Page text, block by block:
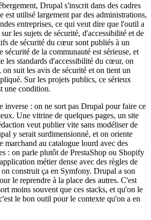
Drupal s'inscrit dans des cadres
est utilisé largement par des administrations,
entreprises, ce qui veut dire que l'outil a
les sujets de sécurité, d'accessibilité et de
de sécurité du cœur sont publiés à un
sécurité de la communauté est sérieuse, et
les standards d'accessibilité du cœur, on
suit les avis de sécurité et on tient un
Sur les projets publics, ce sérieux
une condition.
inverse : on ne sort pas Drupal pour faire ce
Une vitrine de quelques pages, un site
veut publier vite sans modéliser de
y serait surdimensionné, et on oriente
marchand au catalogue lourd avec des
: on parle plutôt de PrestaShop ou Shopify
métier dense avec des règles de
construit ça en Symfony. Drupal a son
le reprendre à la place des autres. C'est
moins souvent que ces stacks, et qu'on le
le bon outil pour le contexte qu'on a en